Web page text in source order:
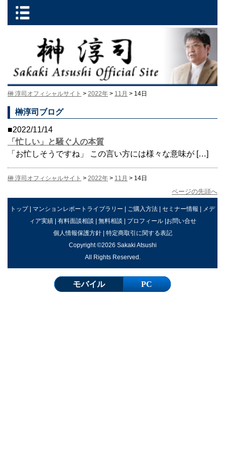
榊 淳司オフィシャルサイト > 2022年 > 11月 > 14日
榊淳司ブログ
■2022/11/14
「忙しい」と騒ぐ人の本質
「お忙しそうですね」 この言い方には様々な意味が […]
榊 淳司オフィシャルサイト > 2022年 > 11月 > 14日
ページの先頭へ
トップ| マンションレポートライブラリー | ご購入方法 | セミナー情報 | メデ
ィア実績| 有料面談相談 | 無料相談 | プロフィール|お問い合せ
個人情報保護方針| 特定商取引に関する表記
Copyright ©2026 Sakaki Atsushi
All Rights Reserved.
モバイル PC